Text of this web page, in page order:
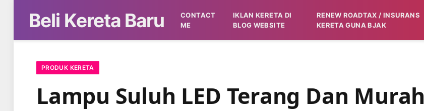
Beli Kereta Baru
CONTACT
ME
IKLAN KERETA DI
BLOG WEBSITE
RENEW ROADTAX / INSURANS
KERETA GUNA BJAK
PRODUK KERETA
Lampu Suluh LED Terang Dan Murah